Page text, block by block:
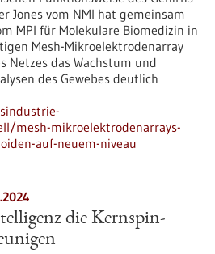
Jones vom NMI hat gemeinsam
MPI für Molekulare Biomedizin in
Mesh-Mikroelektrodenarray
Netzes das Wachstum und
des Gewebes deutlich
mesh-mikroelektrodenarrays-
auf-neuem-niveau
die Kernspin-